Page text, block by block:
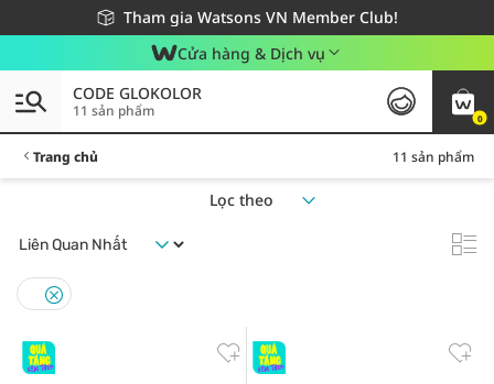
Tham gia Watsons VN Member Club!
Miễn phí giao hàng cho đơn hàng từ 249,000Đ
Giao hàng nhanh 24h - Áp dụng khu vực TP. Hồ Chí Minh
Cửa hàng & Dịch vụ
0
CODE GLOKOLOR
11 sản phẩm
Trang chủ 11 sản phẩm
Lọc theo